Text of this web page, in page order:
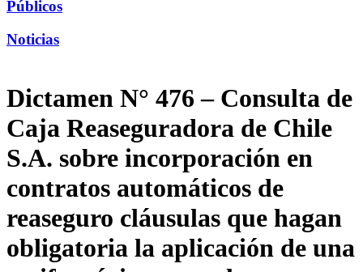
Públicos
Noticias
Dictamen N° 476 – Consulta de
Caja Reaseguradora de Chile
S.A. sobre incorporación en
contratos automáticos de
reaseguro cláusulas que hagan
obligatoria la aplicación de una